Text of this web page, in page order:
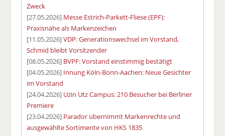
Zweck
[27.05.2026] Messe Estrich-Parkett-Fliese (EPF):
Praxisnähe als Markenzeichen
[11.05.2026]VDP: Generationswechsel im Vorstand,
Schmid bleibt Vorsitzender
[08.05.2026] BVPF: Vorstand einstimmig bestätigt
[04.05.2026] Innung Köln-Bonn-Aachen: Neue Gesichter
im Vorstand
[24.04.2026] Uzin Utz Campus: 210 Besucher bei Berliner
Premiere
[23.04.2026] Parador übernimmt Markenrechte und
ausgewählte Sortimente von HKS 1835